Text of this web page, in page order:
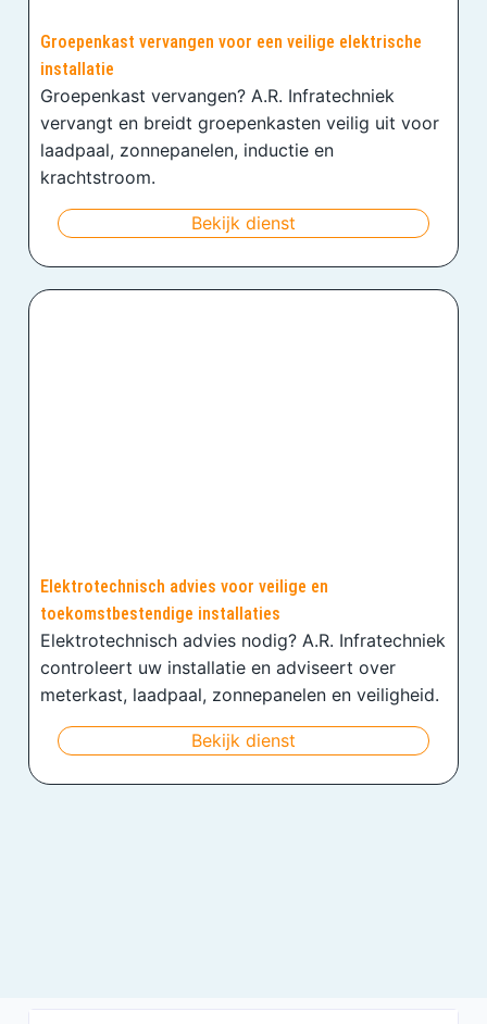
Groepenkast vervangen voor een veilige elektrische
installatie
Groepenkast vervangen? A.R. Infratechniek
vervangt en breidt groepenkasten veilig uit voor
laadpaal, zonnepanelen, inductie en
krachtstroom.
Bekijk dienst
Elektrotechnisch advies voor veilige en
toekomstbestendige installaties
Elektrotechnisch advies nodig? A.R. Infratechniek
controleert uw installatie en adviseert over
meterkast, laadpaal, zonnepanelen en veiligheid.
Bekijk dienst